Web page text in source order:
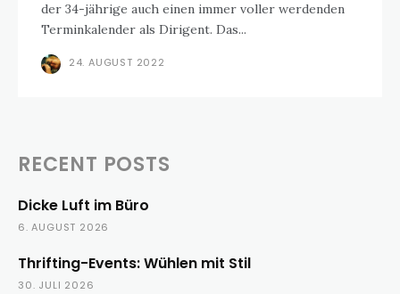
der 34-jährige auch einen immer voller werdenden
Terminkalender als Dirigent. Das...
24. AUGUST 2022
RECENT POSTS
Dicke Luft im Büro
6. AUGUST 2026
Thrifting-Events: Wühlen mit Stil
30. JULI 2026